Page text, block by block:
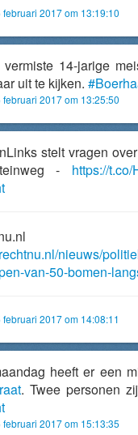
2017 om 13:19:10
vermiste 14-jarige
uit te kijken.
2017 om 13:25:50
stelt vragen
- https://
nieuws/
van-50-bomen-
2017 om 14:08:11
heeft er een
. Twee personen
2017 om 15:13:35